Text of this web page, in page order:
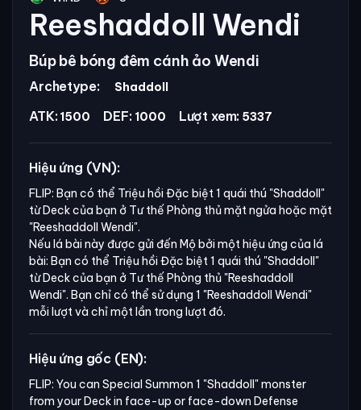
Reeshaddoll Wendi
Búp bê bóng đêm cánh ảo Wendi
Archetype: Shaddoll
ATK: 1500 DEF: 1000 Lượt xem: 5337
Hiệu ứng (VN):
FLIP: Bạn có thể Triệu hồi Đặc biệt 1 quái thú "Shaddoll"
từ Deck của bạn ở Tư thế Phòng thủ mặt ngửa hoặc mặt
"Reeshaddoll Wendi".
Nếu lá bài này được gửi đến Mộ bởi một hiệu ứng của lá
bài: Bạn có thể Triệu hồi Đặc biệt 1 quái thú "Shaddoll"
từ Deck của bạn ở Tư thế Phòng thủ "Reeshaddoll
Wendi". Bạn chỉ có thể sử dụng 1 "Reeshaddoll Wendi"
mỗi lượt và chỉ một lần trong lượt đó.
Hiệu ứng gốc (EN):
FLIP: You can Special Summon 1 "Shaddoll" monster
from your Deck in face-up or face-down Defense